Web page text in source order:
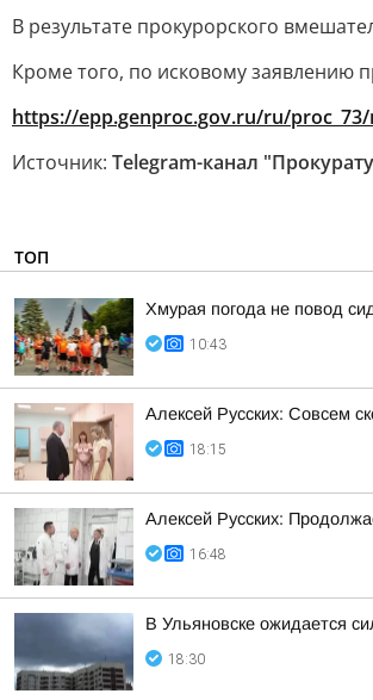
В результате прокурорского
Кроме того, по исковому заявлению
https://epp.genproc.gov.ru/ru/
Источник: Telegram-канал
ТОП
Хмурая погода не повод
10:43
Алексей Русских: Совсем
18:15
Алексей Русских:
16:48
В Ульяновске ожидается
18:30